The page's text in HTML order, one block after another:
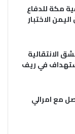
مكة للدفاع
الاختبار
الانتقالية
في ريف
مع امرالي